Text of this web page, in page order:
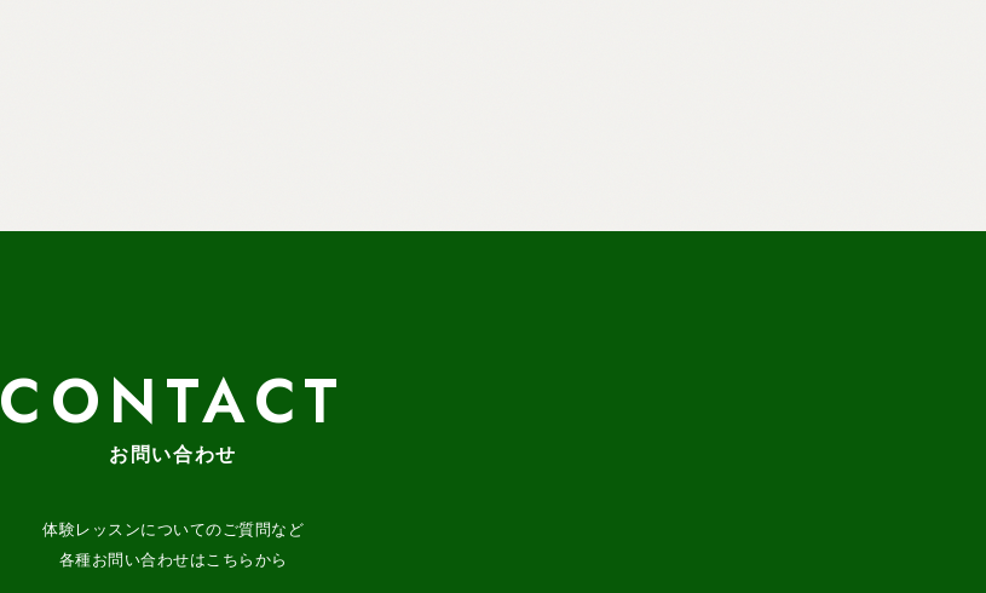
CONTACT
お問い合わせ
体験レッスンについてのご質問など
各種お問い合わせはこちらから